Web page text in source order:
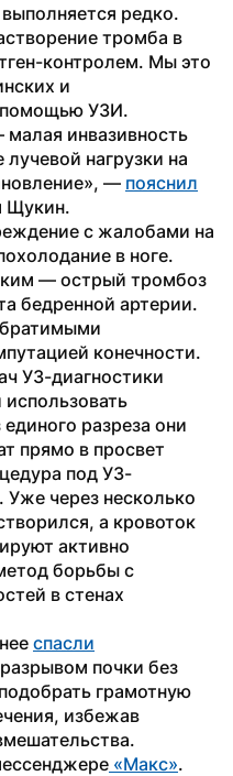
редко.
тромба в
контролем. Мы это
и
помощью УЗИ.
инвазивность
нагрузки на
— пояснил
Щукин.
с жалобами на
в ноге.
— острый тромбоз
бедренной артерии.
конечности.
УЗ-диагностики
разреза они
прямо в просвет
под УЗ-
Уже через несколько
а кровоток
активно
борьбы с
в стенах
спасли
почки без
грамотную
избежав
«Макс».